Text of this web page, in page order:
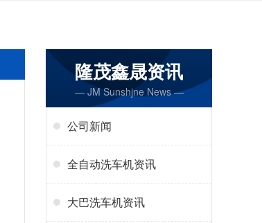
隆茂鑫晟资讯
— JM Sunshjne News —
公司新闻
全自动洗车机资讯
大巴洗车机资讯